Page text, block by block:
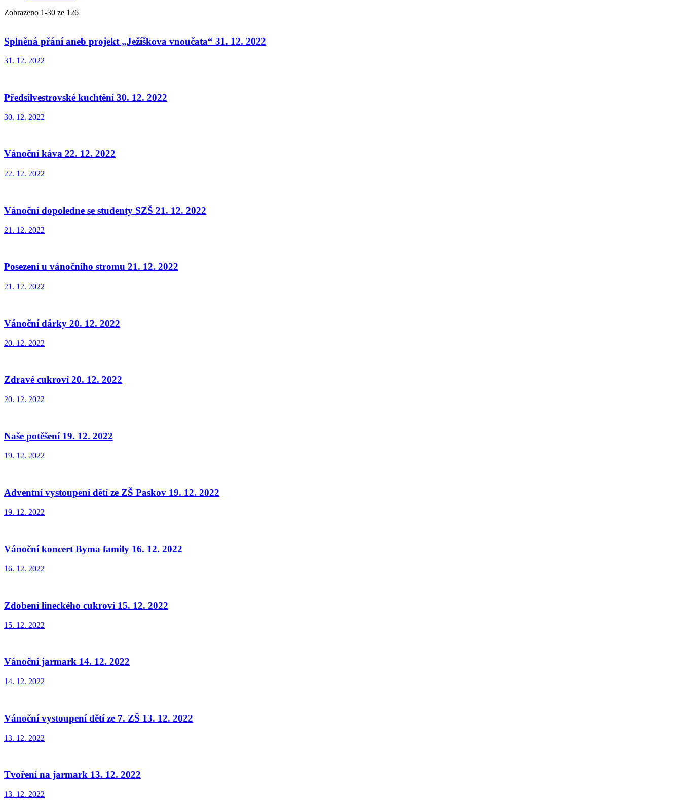
Zobrazeno 1-30 ze 126
Splněná přání aneb projekt „Ježíškova vnoučata“ 31. 12. 2022
31. 12. 2022
Předsilvestrovské kuchtění 30. 12. 2022
30. 12. 2022
Vánoční káva 22. 12. 2022
22. 12. 2022
Vánoční dopoledne se studenty SZŠ 21. 12. 2022
21. 12. 2022
Posezení u vánočního stromu 21. 12. 2022
21. 12. 2022
Vánoční dárky 20. 12. 2022
20. 12. 2022
Zdravé cukroví 20. 12. 2022
20. 12. 2022
Naše potěšení 19. 12. 2022
19. 12. 2022
Adventní vystoupení dětí ze ZŠ Paskov 19. 12. 2022
19. 12. 2022
Vánoční koncert Byma family 16. 12. 2022
16. 12. 2022
Zdobení lineckého cukroví 15. 12. 2022
15. 12. 2022
Vánoční jarmark 14. 12. 2022
14. 12. 2022
Vánoční vystoupení dětí ze 7. ZŠ 13. 12. 2022
13. 12. 2022
Tvoření na jarmark 13. 12. 2022
13. 12. 2022